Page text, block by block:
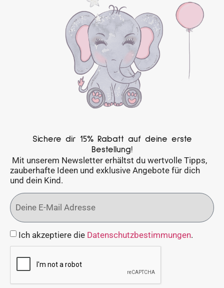
Sichere dir 15% Rabatt auf deine erste
Bestellung!
Mit unserem Newsletter erhältst du wertvolle Tipps,
zauberhafte Ideen und exklusive Angebote für dich
und dein Kind.
Ich akzeptiere die Datenschutzbestimmungen.